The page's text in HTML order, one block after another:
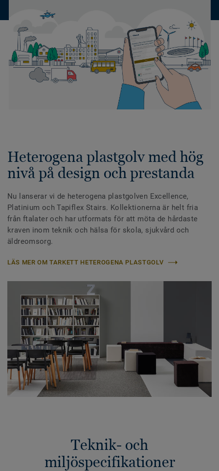
Heterogena plastgolv med hög
nivå på design och prestanda
Nu lanserar vi de heterogena plastgolven Excellence,
Platinium och Tapiflex Stairs. Kollektionerna är helt fria
från ftalater och har utformats för att möta de hårdaste
kraven inom teknik och hälsa för skola, sjukvård och
äldreomsorg.
LÄS MER OM TARKETT HETEROGENA PLASTGOLV
Teknik- och
miljöspecifikationer